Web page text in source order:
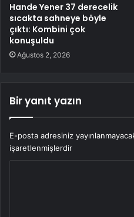
Hande Yener 37 derecelik
sıcakta sahneye böyle
çıktı: Kombini çok
konuşuldu
Ağustos 2, 2026
Bir yanıt yazın
E-posta adresiniz
işaretlenmişlerdir